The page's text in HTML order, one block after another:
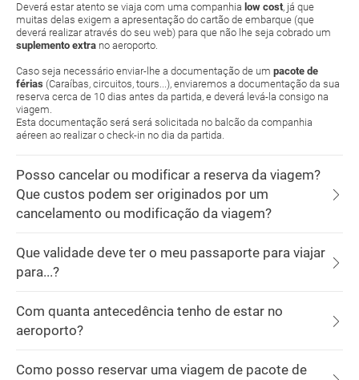
Deverá estar atento se viaja com uma companhia low cost, já que
muitas delas exigem a apresentação do cartão de embarque (que
deverá realizar através do seu web) para que não lhe seja cobrado um
suplemento extra no aeroporto.
Caso seja necessário enviar-lhe a documentação de um pacote de
férias (Caraíbas, circuitos, tours...), enviaremos a documentação da sua
reserva cerca de 10 dias antes da partida, e deverá levá-la consigo na
viagem.
Esta documentação será será solicitada no balcão da companhia
aéreen ao realizar o check-in no dia da partida.
Posso cancelar ou modificar a reserva da viagem?
Que custos podem ser originados por um
cancelamento ou modificação da viagem?
Que validade deve ter o meu passaporte para viajar
para...?
Com quanta antecedência tenho de estar no
aeroporto?
Como posso reservar uma viagem de pacote de